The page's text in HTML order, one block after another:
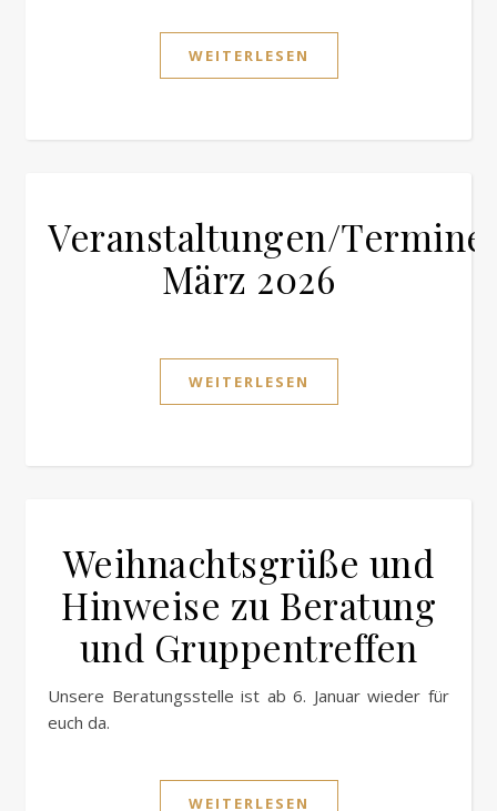
WEITERLESEN
Veranstaltungen/Termine
März 2026
WEITERLESEN
Weihnachtsgrüße und
Hinweise zu Beratung
und Gruppentreffen
Unsere Beratungsstelle ist ab 6. Januar wieder für
euch da.
WEITERLESEN